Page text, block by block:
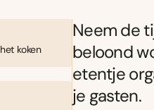
koken
Neem de
beloond
etentje
je gasten.